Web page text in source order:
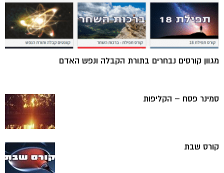
מגוון קורסים נבחרים בתורת הקבלה ונפש האדם
סמינר פסח – הקליפות
קורס שבת